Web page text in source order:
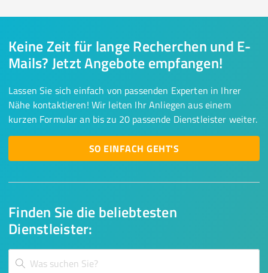
Finden Sie die beliebtesten
Dienstleister:
Keine Zeit für lange Recherchen und E-
Mails? Jetzt Angebote empfangen!
Lassen Sie sich einfach von passenden Experten in Ihrer
Nähe kontaktieren! Wir leiten Ihr Anliegen aus einem
kurzen Formular an bis zu 20 passende Dienstleister weiter.
SO EINFACH GEHT'S